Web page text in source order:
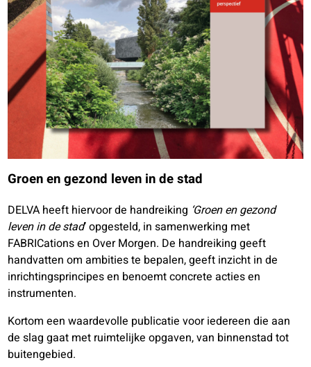
Groen en gezond leven in de stad
DELVA heeft hiervoor de handreiking ‘Groen en gezond
leven in de stad’ opgesteld, in samenwerking met
FABRICations en Over Morgen. De handreiking geeft
handvatten om ambities te bepalen, geeft inzicht in de
inrichtingsprincipes en benoemt concrete acties en
instrumenten.
Kortom een waardevolle publicatie voor iedereen die aan
de slag gaat met ruimtelijke opgaven, van binnenstad tot
buitengebied.